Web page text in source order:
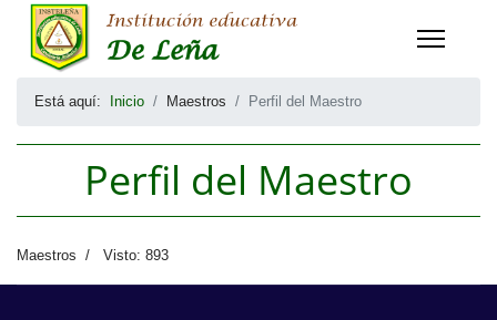
Está aquí: Inicio Maestros Perfil del Maestro
Perfil del Maestro
Maestros Visto: 893